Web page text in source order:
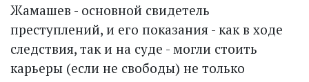
Жамашев - основной свидетель
преступлений, и его показания - как в ходе
следствия, так и на суде - могли стоить
карьеры (если не свободы) не только